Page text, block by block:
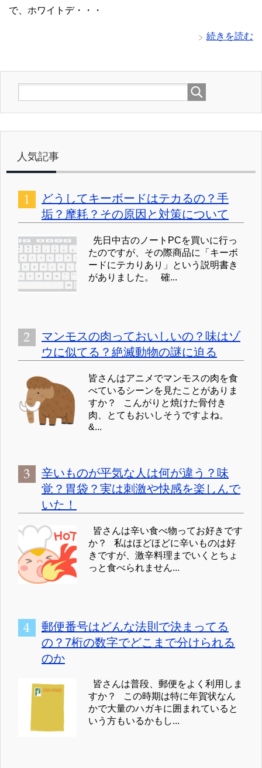
で、ホワイトデ・・・
続きを読む
人気記事
どうしてキーボードはテカるの？手
垢？摩耗？その原因と対策について
先日中古のノートPCを買いに行っ
たのですが、その際商品に「キーボ
ードにテカりあり」という説明書き
がありました。 確...
マンモスの肉っておいしいの？味はゾ
ウに似てる？絶滅動物の謎に迫る
皆さんはアニメでマンモスの肉を食
べているシーンを見たことがありま
すか？ こんがりと焼けた骨付き
肉、とてもおいしそうですよね。
&...
辛いものが平気な人は何が違う？味
覚？胃袋？実は刺激や快感を楽しんで
いた！
皆さんは辛い食べ物ってお好きです
か？ 私はほどほどに辛いものは好
きですが、激辛料理までいくとちょ
っと食べられません...
郵便番号はどんな法則で決まってる
の？7桁の数字でどこまで分けられる
のか
皆さんは普段、郵便をよく利用しま
すか？ この時期は特に年賀状なん
かで大量のハガキに囲まれていると
いう方もいるかもし...